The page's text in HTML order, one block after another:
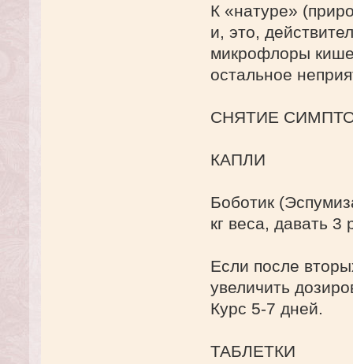
К «натуре»
и, это,
микрофлоры
остальное
СНЯТИЕ
КАПЛИ
Боботик
кг веса, давать
Если после
увеличить
Курс 5-7 дней.
ТАБЛЕТКИ